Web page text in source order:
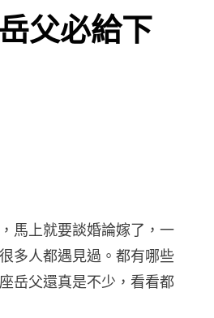
父必給下
馬上就要談婚論嫁了，一
多人都遇見過。都有哪些
岳父還真是不少，看看都